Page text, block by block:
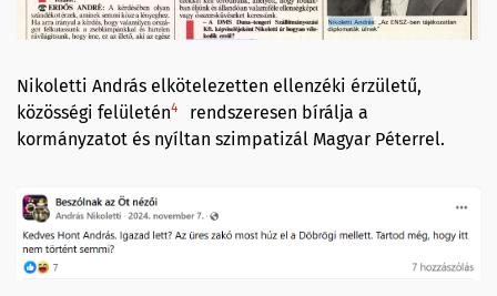
Nikoletti András elkötelezetten ellenzéki érzületű,
közösségi felületén4
rendszeresen bírálja a
kormányzatot és nyíltan szimpatizál Magyar Péterrel.